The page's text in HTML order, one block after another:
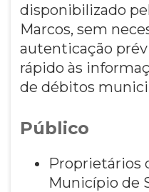
disponibilizado
Marcos, sem
autenticação
rápido às
de débitos
Público
Proprietários
Município de